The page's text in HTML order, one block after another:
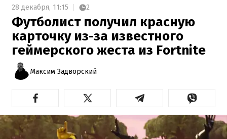
28 декабря, 11:15 2
Футболист получил красную
карточку из-за известного
геймерского жеста из Fortnite
Максим Задворский